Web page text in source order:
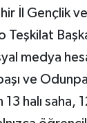
İl Gençlik
Teşkilat
medya
ve
13 halı